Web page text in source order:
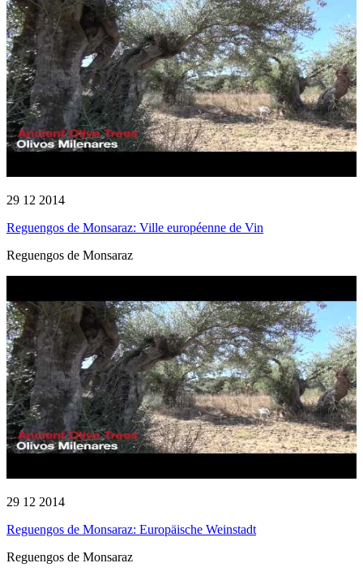
29 12 2014
Reguengos de Monsaraz: Ville européenne de Vin
Reguengos de Monsaraz
29 12 2014
Reguengos de Monsaraz: Europäische Weinstadt
Reguengos de Monsaraz